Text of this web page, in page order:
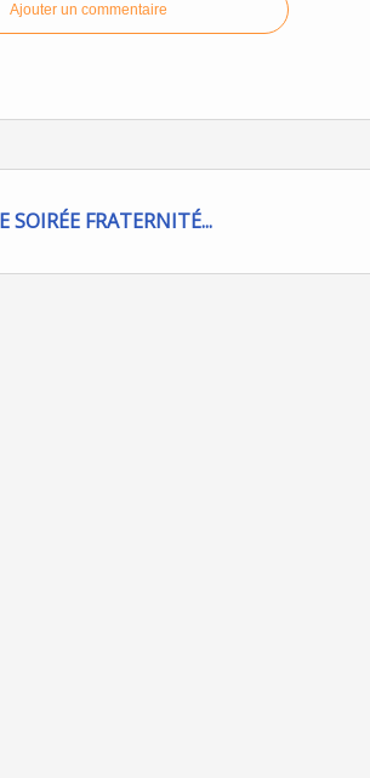
Ajouter un commentaire
SOIRÉE FRATERNITÉ...